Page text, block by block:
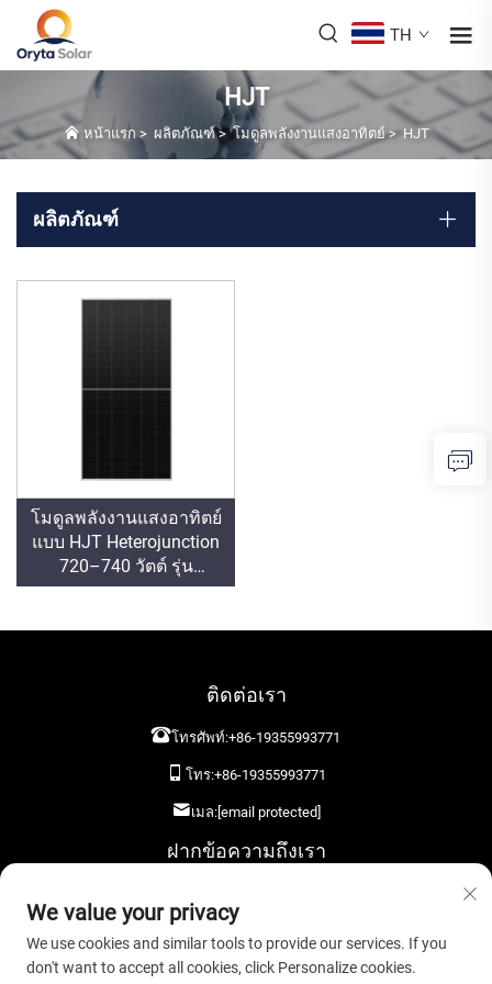
TH
HJT
หน้าแรก> ผลิตภัณฑ์>โมดูลพลังงานแสงอาทิตย์> HJT
ผลิตภัณฑ์
โมดูลพลังงานแสงอาทิตย์
แบบ HJT Heterojunction
720–740 วัตต์ รุ่น
ORY720-740-66M-T12H
ติดต่อเรา
โทรศัพท์:+86-19355993771
โทร:+86-19355993771
เมล: [email protected]
ฝากข้อความถึงเรา
We value your privacy
We use cookies and similar tools to provide our services. If you
don't want to accept all cookies, click Personalize cookies.